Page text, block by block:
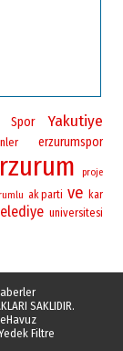
Spor Yakutiye
erzurumspor
proje
ak parti ve kar
universitesi
SAKLIDIR.
Filtre